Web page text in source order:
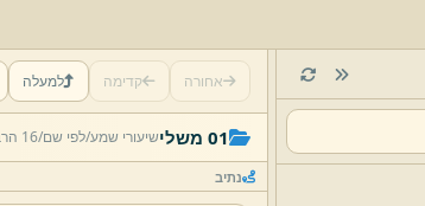
ב,פסוק כ,ב,עד כ,
אחורה קדימה למעלה
01 משלי שיעורי שמע/לפי שם/16 הרב אפרים זילברמן/
נתיב
פסוק ל,א,.
mp3
17/06/2026 00:36
פסוק א,.
mp3
17/06/2026 00:36